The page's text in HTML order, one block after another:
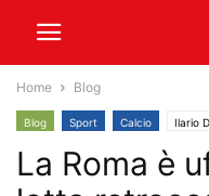
Home Blog
Blog Sport Calcio Ilario
La Roma è